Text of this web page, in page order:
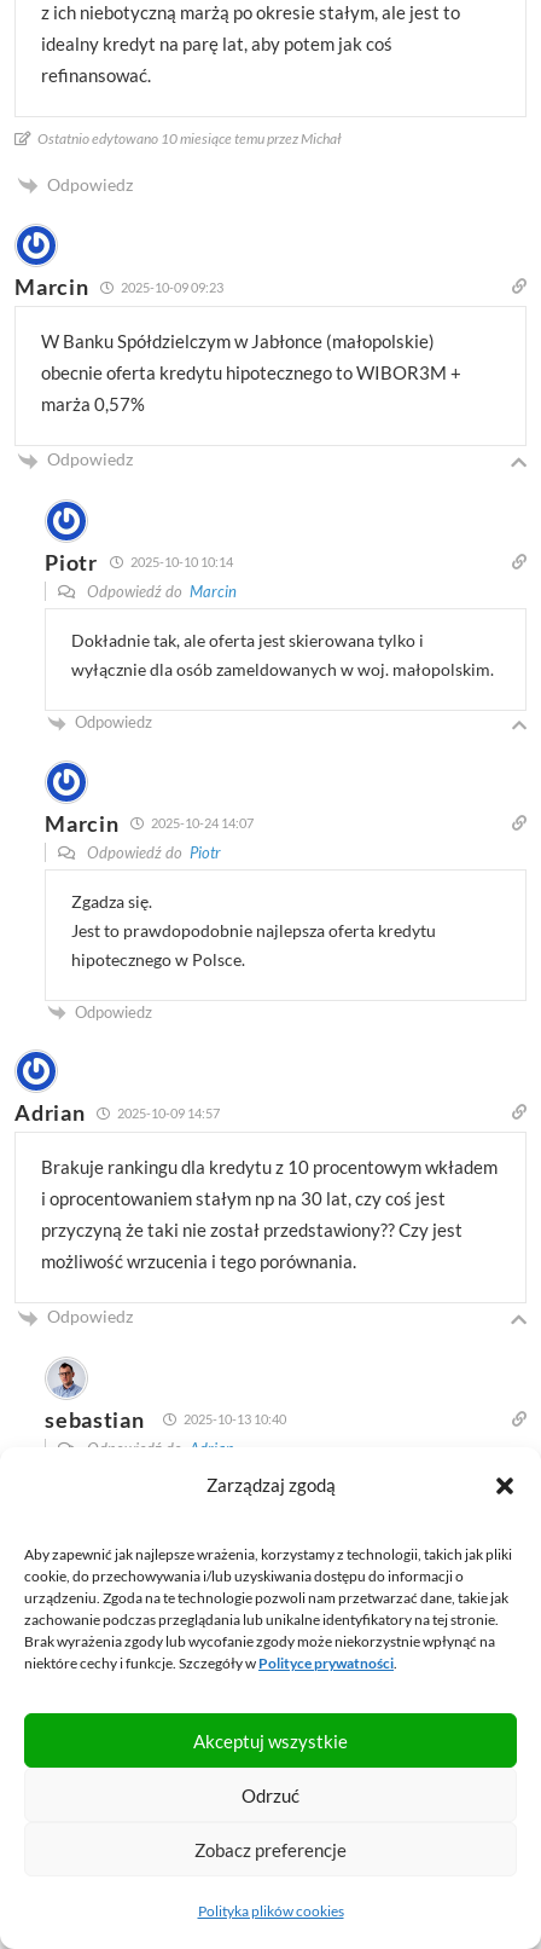
Zarządzaj zgodą
Aby zapewnić jak najlepsze wrażenia, korzystamy z technologii, takich jak pliki
cookie, do przechowywania i/lub uzyskiwania dostępu do informacji o
urządzeniu. Zgoda na te technologie pozwoli nam przetwarzać dane, takie jak
zachowanie podczas przeglądania lub unikalne identyfikatory na tej stronie.
Brak wyrażenia zgody lub wycofanie zgody może niekorzystnie wpłynąć na
niektóre cechy i funkcje. Szczegóły w Polityce prywatności.
Akceptuj wszystkie
Odrzuć
Zobacz preferencje
Polityka plików cookies
z ich niebotyczną marżą po okresie stałym, ale jest to
idealny kredyt na parę lat, aby potem jak coś
refinansować.
Ostatnio edytowano 10 miesiące temu przez Michał
Odpowiedz
Marcin 2025-10-09 09:23
W Banku Spółdzielczym w Jabłonce (małopolskie)
obecnie oferta kredytu hipotecznego to WIBOR3M +
marża 0,57%
Odpowiedz
Piotr 2025-10-10 10:14
Odpowiedź doMarcin
Dokładnie tak, ale oferta jest skierowana tylko i
wyłącznie dla osób zameldowanych w woj. małopolskim.
Odpowiedz
Marcin 2025-10-24 14:07
Odpowiedź do Piotr
Zgadza się.
Jest to prawdopodobnie najlepsza oferta kredytu
hipotecznego w Polsce.
Odpowiedz
Adrian 2025-10-09 14:57
Brakuje rankingu dla kredytu z 10 procentowym wkładem
i oprocentowaniem stałym np na 30 lat, czy coś jest
przyczyną że taki nie został przedstawiony?? Czy jest
możliwość wrzucenia i tego porównania.
Odpowiedz
sebastian 2025-10-13 10:40
Odpowiedź do Adrian
Zawsze możesz odezwać się do nas korzystając z tego
ranking.
Odpowiedz
Jakub
Stopy procentowe leca w dół a kredyty ze stopą stałą nie
opadają… chory kraj…gdzie banki robią co chcą